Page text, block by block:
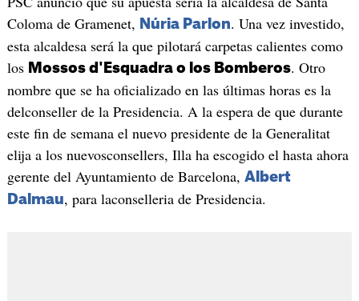
Coloma de Gramenet, Núria Parlon. Una vez investido,
esta alcaldesa será la que pilotará carpetas calientes como
los Mossos d'Esquadra o los Bomberos. Otro
nombre que se ha oficializado en las últimas horas es la
delconseller de la Presidencia. A la espera de que durante
este fin de semana el nuevo presidente de la Generalitat
elija a los nuevosconsellers, Illa ha escogido el hasta ahora
gerente del Ayuntamiento de Barcelona, Albert
Dalmau, para laconselleria de Presidencia.